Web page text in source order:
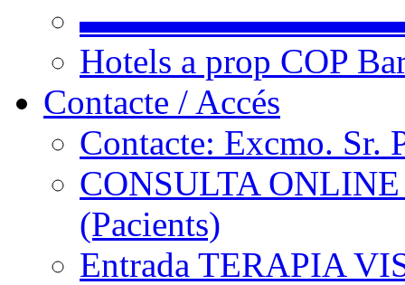
Hotels a prop COP
Contacte / Accés
Contacte: Excmo. Sr.
CONSULTA
(Pacients)
Entrada TERAPIA